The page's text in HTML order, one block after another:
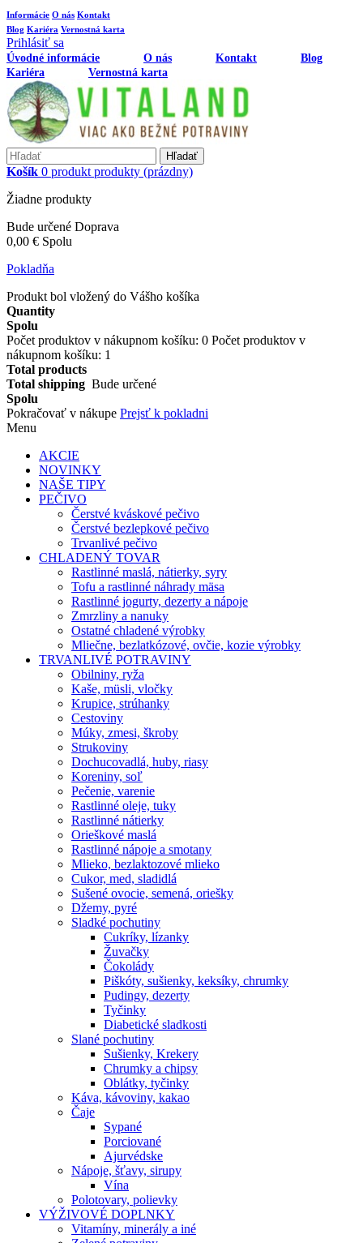
Informácie O nás Kontakt
Blog Kariéra Vernostná karta
Prihlásiť sa
Úvodné informácie O nás Kontakt
Blog
Kariéra
Vernostná karta
Hľadať
Košík 0 produkt produkty (prázdny)
Žiadne produkty
Bude určené Doprava
0,00 € Spolu
Pokladňa
Produkt bol vložený do Vášho košíka
Quantity
Spolu
Počet produktov v nákupnom košíku: 0 Počet produktov v
nákupnom košíku: 1
Total products
Total shipping Bude určené
Spolu
Pokračovať v nákupe Prejsť k pokladni
Menu
AKCIE
NOVINKY
NAŠE TIPY
PEČIVO
Čerstvé kváskové pečivo
Čerstvé bezlepkové pečivo
Trvanlivé pečivo
CHLADENÝ TOVAR
Rastlinné maslá, nátierky, syry
Tofu a rastlinné náhrady mäsa
Rastlinné jogurty, dezerty a nápoje
Zmrzliny a nanuky
Ostatné chladené výrobky
Mliečne, bezlatkózové, ovčie, kozie výrobky
TRVANLIVÉ POTRAVINY
Obilniny, ryža
Kaše, müsli, vločky
Krupice, strúhanky
Cestoviny
Múky, zmesi, škroby
Strukoviny
Dochucovadlá, huby, riasy
Koreniny, soľ
Pečenie, varenie
Rastlinné oleje, tuky
Rastlinné nátierky
Orieškové maslá
Rastlinné nápoje a smotany
Mlieko, bezlaktozové mlieko
Cukor, med, sladidlá
Sušené ovocie, semená, oriešky
Džemy, pyré
Sladké pochutiny
Cukríky, lízanky
Žuvačky
Čokolády
Piškóty, sušienky, keksíky, chrumky
Pudingy, dezerty
Tyčinky
Diabetické sladkosti
Slané pochutiny
Sušienky, Krekery
Chrumky a chipsy
Oblátky, tyčinky
Káva, kávoviny, kakao
Čaje
Sypané
Porciované
Ajurvédske
Nápoje, šťavy, sirupy
Vína
Polotovary, polievky
VÝŽIVOVÉ DOPLNKY
Vitamíny, minerály a iné